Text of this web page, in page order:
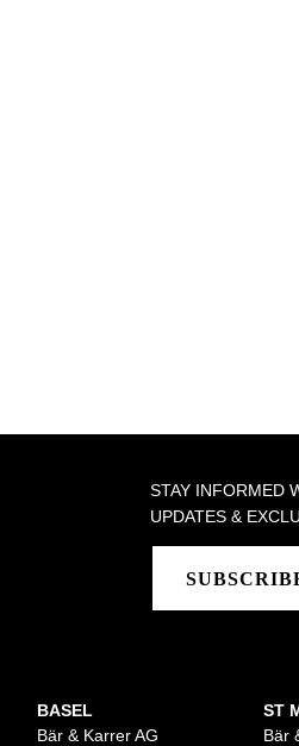
STAY INFORMED
UPDATES &
BASEL
Bär & Karrer AG
ST
Bär